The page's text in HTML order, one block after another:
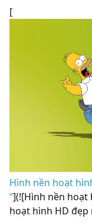
[
Hình nền hoạt
“](![Hình nền hoạt
hoạt hình HD đẹp